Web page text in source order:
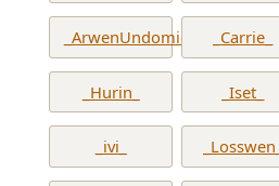
_ArwenUndomiel_ _Carrie_
_Hurin_ _Iset_
_ivi_ _Losswen_